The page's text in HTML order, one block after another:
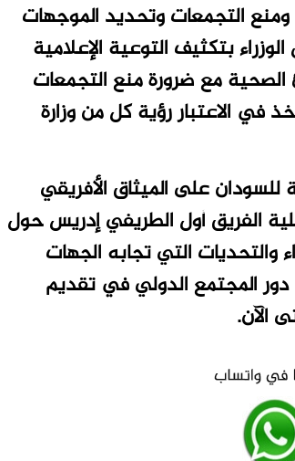
ومنع التجمعات وتحديد الموجهات
بتكثيف التوعية الإعلامية
الصحية مع ضرورة منع التجمعات
في الاعتبار رؤية كل من وزارة
على الميثاق الأفريقي
الفريق أول الطريفي إدريس حول
والتحديات التي تجابه الجهات
دور المجتمع الدولي في تقديم